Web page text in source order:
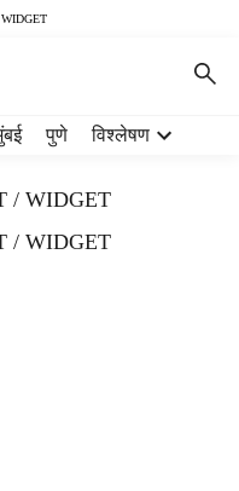
पुणे विश्लेषण
/ WIDGET
/ WIDGET